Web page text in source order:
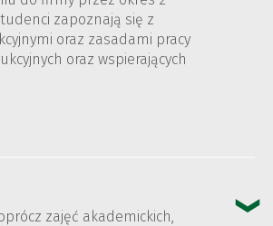
zapoznają się z
oraz zasadami pracy
oraz wspierających
zajęć akademickich,